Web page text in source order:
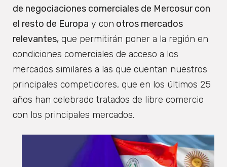
de negociaciones comerciales de Mercosur con
el resto de Europa y con otros mercados
relevantes, que permitirán poner a la región en
condiciones comerciales de acceso a los
mercados similares a las que cuentan nuestros
principales competidores, que en los últimos 25
años han celebrado tratados de libre comercio
con los principales mercados.